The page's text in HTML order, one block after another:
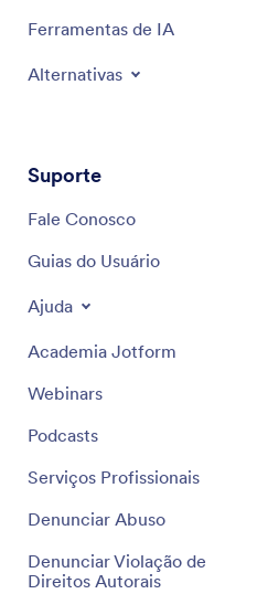
Ferramentas de IA
Alternativas
Suporte
Fale Conosco
Guias do Usuário
Ajuda
Academia Jotform
Webinars
Podcasts
Serviços Profissionais
Denunciar Abuso
Denunciar Violação de
Direitos Autorais